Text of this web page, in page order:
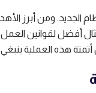
الجديد. ومن أبرز
أفضل لقوانين
هذه العملية